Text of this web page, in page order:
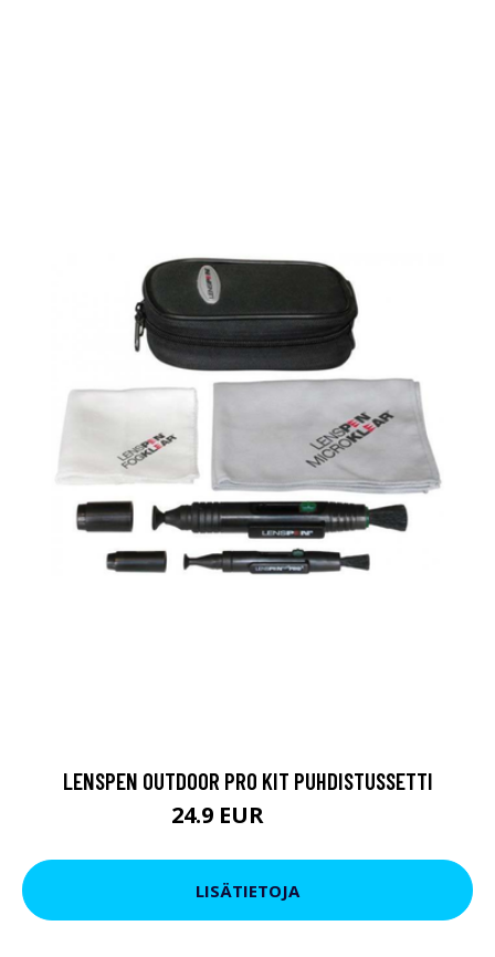
LENSPEN OUTDOOR PRO KIT PUHDISTUSSETTI
24.9 EUR
LISÄTIETOJA